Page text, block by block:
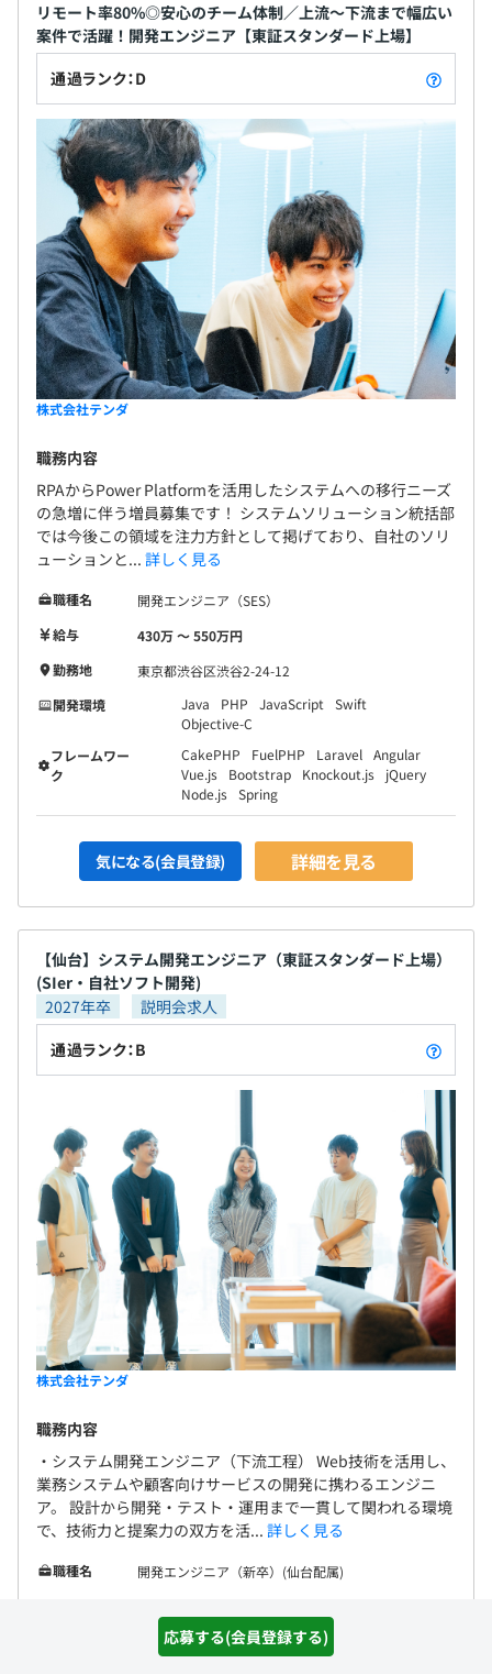
応募する(会員登録する)
リモート率80%◎安心のチーム体制／上流〜下流まで幅広い
案件で活躍！開発エンジニア【東証スタンダード上場】
通過ランク：D
株式会社テンダ
職務内容
RPAからPower Platformを活用したシステムへの移行ニーズ
の急増に伴う増員募集です！ システムソリューション統括部
では今後この領域を注力方針として掲げており、自社のソリ
ューションと... 詳しく見る
職種名
開発エンジニア（SES）
給与
430万 〜 550万円
勤務地
東京都渋谷区渋谷2-24-12
開発環境
Java PHP JavaScript
Swift
Objective-C
フレームワー
ク
CakePHP FuelPHP Laravel Angular
Vue.js
Bootstrap Knockout.js
jQuery
Node.js Spring
気になる(会員登録) 詳細を見る
【仙台】システム開発エンジニア（東証スタンダード上場）
(SIer・自社ソフト開発)
2027年卒
説明会求人
通過ランク：B
株式会社テンダ
職務内容
・システム開発エンジニア（下流工程） Web技術を活用し、
業務システムや顧客向けサービスの開発に携わるエンジニ
ア。 設計から開発・テスト・運用まで一貫して関われる環境
で、技術力と提案力の双方を活... 詳しく見る
職種名
開発エンジニア（新卒）(仙台配属)
宮城県仙台市宮城野区榴岡1-1-1